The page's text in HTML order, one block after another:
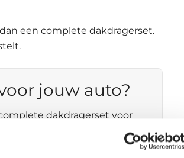
een complete dakdragerset.
jouw auto?
dakdragerset voor
in één keer passend.